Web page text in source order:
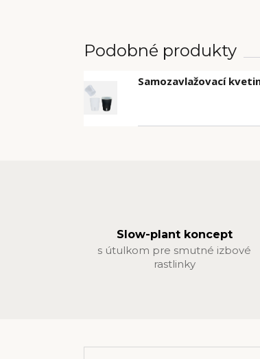
Podobné produkty
Samozavlažovací
Slow-plant koncept
s útulkom pre smutné izbové
rastlinky